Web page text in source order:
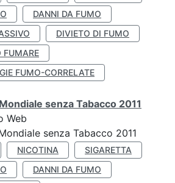
DANNI DA FUMO
DIVIETO DI FUMO
FUMARE
FUMO-CORRELATE
senza Tabacco 2011
Web
senza Tabacco 2011
NICOTINA
SIGARETTA
DANNI DA FUMO